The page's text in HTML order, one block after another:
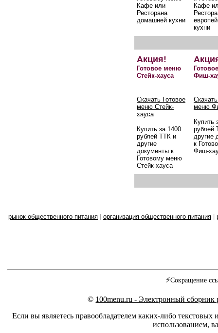
Кафе или
Ресторана
домашней кухни
Кафе
кухни
Акция!
Готовое меню
Стейк-хауса
Фиш-
Скачать Готовое
меню Стейк-
хауса
Купить за 1400
рублей ТТК и
другие
документы к
Готовому меню
Стейк-хауса
меню
Купить
рублей
другие
к
Фиш-
рынок общественного питания организация общественного питания
⚡Сокращение
© 100menu.ru - Электронный сборник
Если вы являетесь правообладателем каких-либо
использованием,